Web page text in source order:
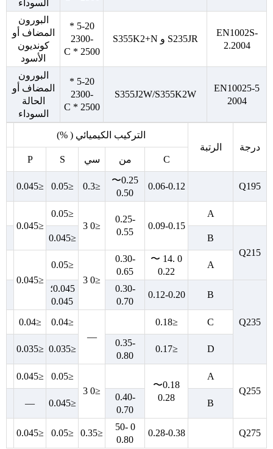
السوداء
EN1002S-
2.2004
S235JR و S355K2+N
5-20 *
2300-
2500 * C
البورون
المضاف أو
كونديون
الأسود
EN10025-5
2004
S355J2W/S355K2W
5-20 *
2300-
2500 * C
البورون
المضاف أو
الحالة
السوداء
درجة الرتبة
التركيب الكيميائي ( %)
C من سي S
P
Q195
0.06-0.12
0.25〜
0.50
≤0.3
≤0.05
≤0.045
A
0.09-0.15
0.25-
0.55
≤0 3
≤0.05
≤0.045
Q215
B
≤0.045
A
0 .14 〜
0.22
0.30-
0.65
≤0 3
≤0.05
≤0.045
Q235
B
0.12-0.20
0.30-
0.70
0.045؛
0.045
C
≤0.18
—
≤0.04
≤0.04
D
≤0.17
0.35-
0.80
≤0.035
≤0.035
Q255
A
0.18〜
0.28
≤0 3
≤0.05
≤0.045
B
0.40-
0.70
≤0.045
—
Q275
0.28-0.38
0 50-
0.80
≤0.35
≤0.05
≤0.045